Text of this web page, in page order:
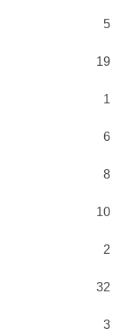
5
19
1
6
8
10
2
32
3